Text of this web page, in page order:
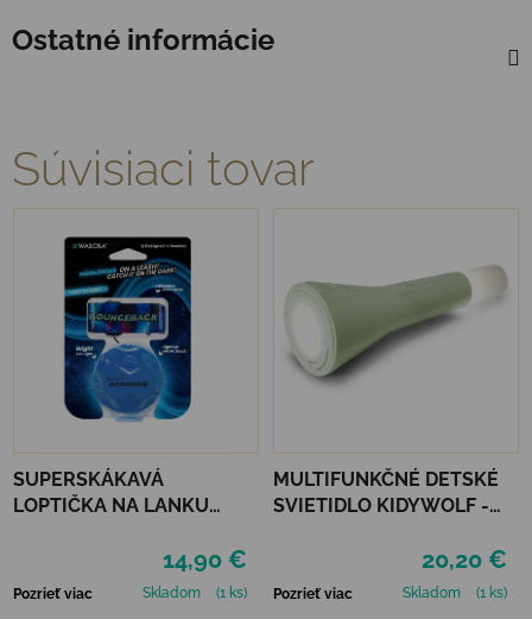
Ostatné informácie
Súvisiaci tovar
SUPERSKÁKAVÁ
LOPTIČKA NA LANKU
MOONSHINE - BLUE
14,90 €
Pozrieť viac Skladom (1 ks)
MULTIFUNKČNÉ DETSKÉ
SVIETIDLO KIDYWOLF -
20,20 €
Pozrieť viac Skladom (1 ks)